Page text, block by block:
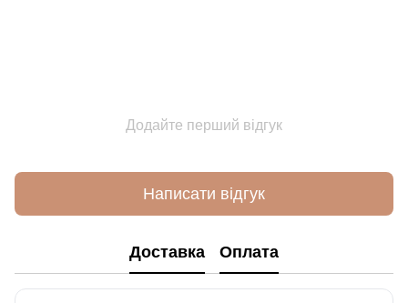
Додайте перший відгук
Написати відгук
Доставка Оплата